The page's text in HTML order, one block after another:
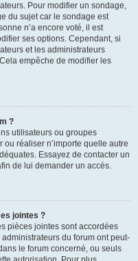
Pour modifier un sondage,
du sujet car le sondage est
n’a encore voté, il est
ses options. Cependant, si
et les administrateurs
empêche de modifier les
?
utilisateurs ou groupes
ou réaliser n’importe quelle autre
Essayez de contacter un
de lui demander un accès.
jointes ?
pièces jointes sont accordées
du forum ont peut-
le forum concerné, ou seuls